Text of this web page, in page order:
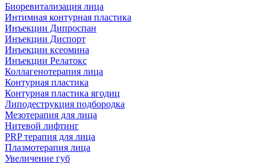
Биоревитализация лица
Интимная контурная пластика
Инъекции Дипроспан
Инъекции Диспорт
Инъекции ксеомина
Инъекции Релатокс
Коллагенотерапия лица
Контурная пластика
Контурная пластика ягодиц
Липодеструкция подбородка
Мезотерапия для лица
Нитевой лифтинг
PRP терапия для лица
Плазмотерапия лица
Увеличение губ